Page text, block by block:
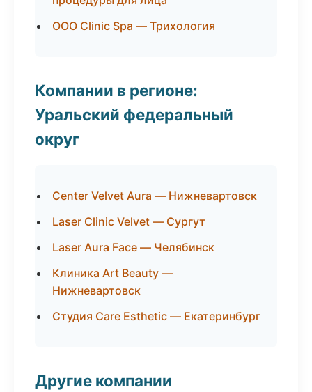
ООО Clinic Spa — Трихология
Компании в регионе:
Уральский федеральный
округ
Center Velvet Aura — Нижневартовск
Laser Clinic Velvet — Сургут
Laser Aura Face — Челябинск
Клиника Art Beauty —
Нижневартовск
Студия Care Esthetic — Екатеринбург
Другие компании